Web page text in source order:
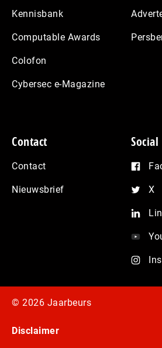
Kennisbank
Computable Awards
Colofon
Cybersec e-Magazine
Contact
Contact
Nieuwsbrief
Social
X
© 2026 Jaarbeurs
Disclaimer